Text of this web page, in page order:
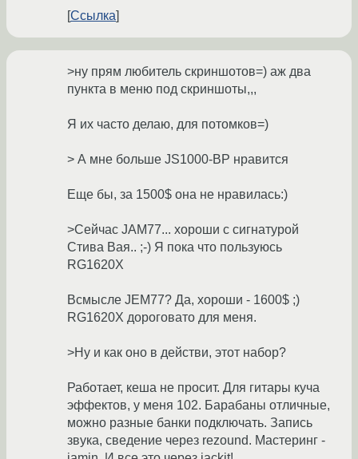
Ссылка
>ну прям любитель скриншотов=) аж два
пункта в меню под скриншоты,,,
Я их часто делаю, для потомков=)
> А мне больше JS1000-BP нравится
Еще бы, за 1500$ она не нравилась:)
>Сейчас JAM77... хороши с сигнатурой
Стива Вая.. ;-) Я пока что пользуюсь
RG1620X
Всмысле JEM77? Да, хороши - 1600$ ;)
RG1620X дороговато для меня.
>Ну и как оно в действи, этот набор?
Работает, кеша не просит. Для гитары куча
эффектов, у меня 102. Барабаны отличные,
можно разные банки подключать. Запись
звука, сведение через rezound. Мастеринг -